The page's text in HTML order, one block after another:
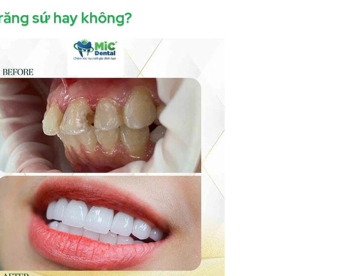
sứ hay không?